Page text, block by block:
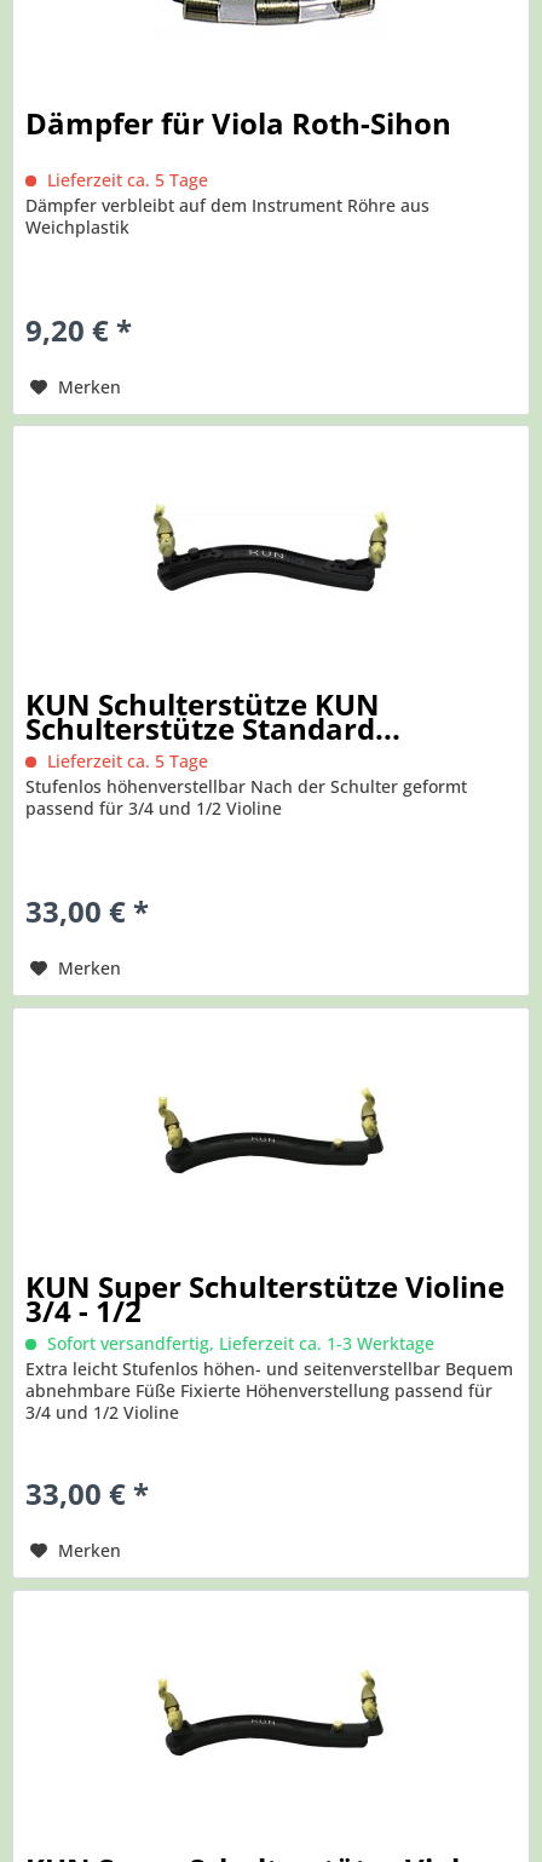
Dämpfer für Viola Roth-Sihon
Lieferzeit ca. 5 Tage
Dämpfer verbleibt auf dem Instrument Röhre aus
Weichplastik
9,20 € *
Merken
KUN Schulterstütze KUN
Schulterstütze Standard...
Lieferzeit ca. 5 Tage
Stufenlos höhenverstellbar Nach der Schulter geformt
passend für 3/4 und 1/2 Violine
33,00 € *
Merken
KUN Super Schulterstütze Violine
3/4 - 1/2
Sofort versandfertig, Lieferzeit ca. 1-3 Werktage
Extra leicht Stufenlos höhen- und seitenverstellbar Bequem
abnehmbare Füße Fixierte Höhenverstellung passend für
3/4 und 1/2 Violine
33,00 € *
Merken